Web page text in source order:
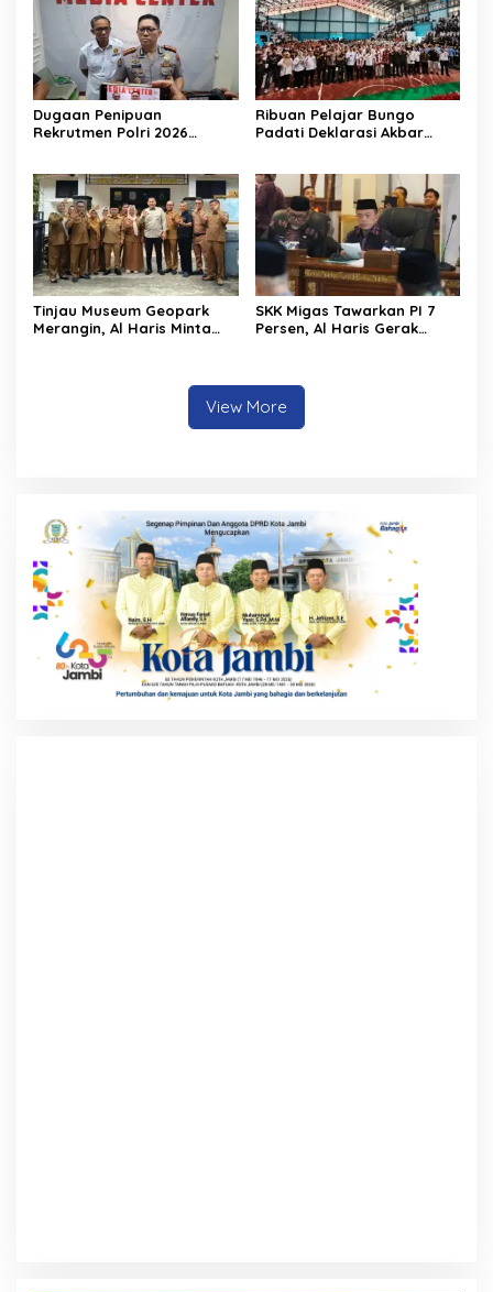
Dugaan Penipuan
Rekrutmen Polri 2026
Propam Polda Jambi
Ribuan Pelajar Bungo
Padati Deklarasi Akbar
Radikalisme
Tinjau Museum Geopark
Merangin, Al Haris Minta
SKK Migas Tawarkan PI 7
Persen, Al Haris Gerak
View More